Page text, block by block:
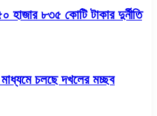
৮৩৫ কোটি টাকার দুর্নীতি
মাধ্যমে চলছে দখলের মচ্ছব